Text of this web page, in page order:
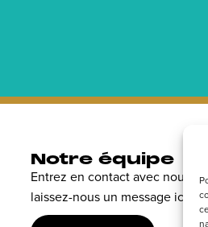
Notre équipe
Entrez en contact avec nous et
laissez-nous un message ici.